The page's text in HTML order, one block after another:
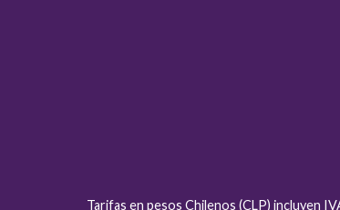
Tarifas en pesos Chilenos (CLP) incluyen